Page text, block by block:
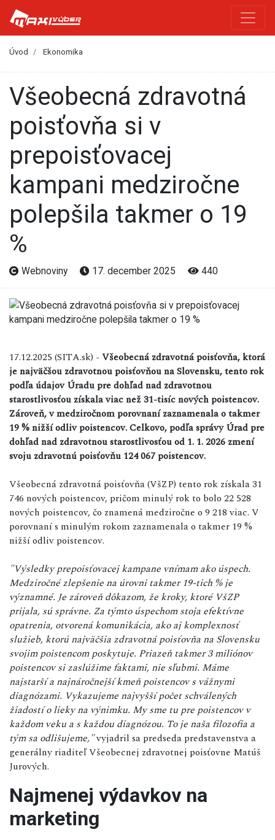
Úvod Ekonomika
Všeobecná zdravotná
poisťovňa si v
prepoisťovacej
kampani medziročne
polepšila takmer o 19
%
Webnoviny 17. december 2025 440
17.12.2025 (SITA.sk) - Všeobecná zdravotná poisťovňa, ktorá
je najväčšou zdravotnou poisťovňou na Slovensku, tento rok
podľa údajov Úradu pre dohľad nad zdravotnou
starostlivosťou získala viac než 31-tisíc nových poistencov.
Zároveň, v medziročnom porovnaní zaznamenala o takmer
19 % nižší odliv poistencov. Celkovo, podľa správy Úrad pre
dohľad nad zdravotnou starostlivosťou od 1. 1. 2026 zmení
svoju zdravotnú poisťovňu 124 067 poistencov.
Všeobecná zdravotná poisťovňa (VšZP) tento rok získala 31
746 nových poistencov, pričom minulý rok to bolo 22 528
nových poistencov, čo znamená medziročne o 9 218 viac. V
porovnaní s minulým rokom zaznamenala o takmer 19 %
nižší odliv poistencov.
"Výsledky prepoisťovacej kampane vnímam ako úspech.
Medziročné zlepšenie na úrovni takmer 19-tich % je
významné. Je zároveň dôkazom, že kroky, ktoré VšZP
prijala, sú správne. Za týmto úspechom stoja efektívne
opatrenia, otvorená komunikácia, ako aj komplexnosť
služieb, ktorú najväčšia zdravotná poisťovňa na Slovensku
svojim poistencom poskytuje. Priazeň takmer 3 miliónov
poistencov si zaslúžime faktami, nie sľubmi. Máme
najstarší a najnáročnejší kmeň poistencov s vážnymi
diagnózami. Vykazujeme najvyšší počet schválených
žiadostí o lieky na výnimku. My sme tu pre poistencov v
každom veku a s každou diagnózou. To je naša filozofia a
tým sa odlišujeme,"vyjadril sa predseda predstavenstva a
generálny riaditeľ Všeobecnej zdravotnej poisťovne Matúš
Jurových.
Najmenej výdavkov na
marketing